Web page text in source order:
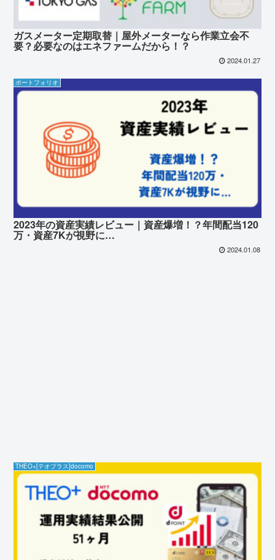
ガスメーター定期取替｜屋外メーターなら作業立会不
要？必要なのはエネファームだから！？
2024.01.27
ポートフォリオ
2023年の資産実績レビュー｜資産爆増！？年間配当120
万・資産7Kが視野に…
2024.01.08
THEO+[テオプラス]docomo